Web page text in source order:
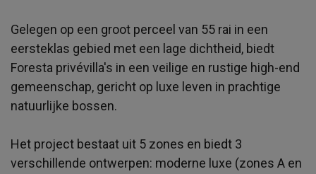
Gelegen op een groot perceel van 55 rai in een
eersteklas gebied met een lage dichtheid, biedt
Foresta privévilla's in een veilige en rustige high-end
gemeenschap, gericht op luxe leven in prachtige
natuurlijke bossen.
Het project bestaat uit 5 zones en biedt 3
verschillende ontwerpen: moderne luxe (zones A en